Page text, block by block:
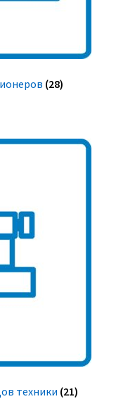
(28)
техники (21)